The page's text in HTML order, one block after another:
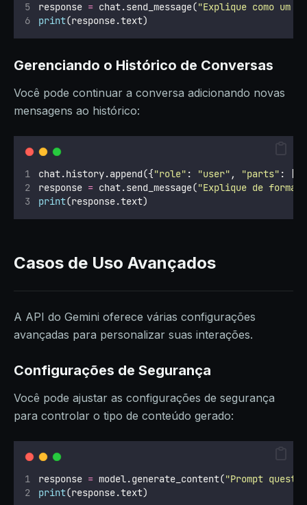
response = chat.send_message("Explique como um
print(response.text)
Gerenciando o Histórico de Conversas
Você pode continuar a conversa adicionando novas
mensagens ao histórico:
chat.history.append({"role" : "user" , "parts" : [
response = chat.send_message("Explique de forma
print(response.text)
Casos de Uso Avançados
A API do Gemini oferece várias configurações
avançadas para personalizar suas interações.
Configurações de Segurança
Você pode ajustar as configurações de segurança
para controlar o tipo de conteúdo gerado:
response = model.generate_content("Prompt
print(response.text)